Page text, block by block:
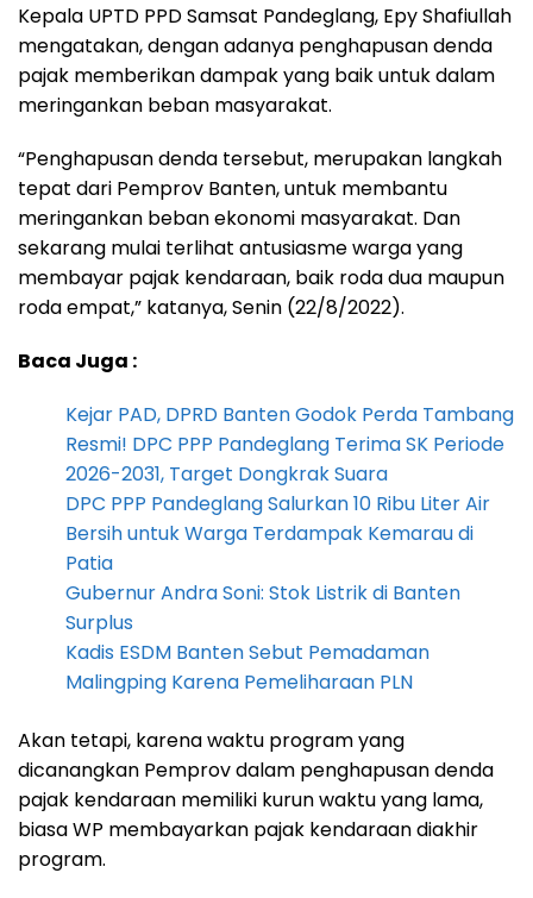
Kepala UPTD PPD Samsat Pandeglang, Epy Shafiullah
mengatakan, dengan adanya penghapusan denda
pajak memberikan dampak yang baik untuk dalam
meringankan beban masyarakat.
“Penghapusan denda tersebut, merupakan langkah
tepat dari Pemprov Banten, untuk membantu
meringankan beban ekonomi masyarakat. Dan
sekarang mulai terlihat antusiasme warga yang
membayar pajak kendaraan, baik roda dua maupun
roda empat,” katanya, Senin (22/8/2022).
Baca Juga :
Kejar PAD, DPRD Banten Godok Perda Tambang
Resmi! DPC PPP Pandeglang Terima SK Periode
2026-2031, Target Dongkrak Suara
DPC PPP Pandeglang Salurkan 10 Ribu Liter Air
Bersih untuk Warga Terdampak Kemarau di
Patia
Gubernur Andra Soni: Stok Listrik di Banten
Surplus
Kadis ESDM Banten Sebut Pemadaman
Malingping Karena Pemeliharaan PLN
Akan tetapi, karena waktu program yang
dicanangkan Pemprov dalam penghapusan denda
pajak kendaraan memiliki kurun waktu yang lama,
biasa WP membayarkan pajak kendaraan diakhir
program.